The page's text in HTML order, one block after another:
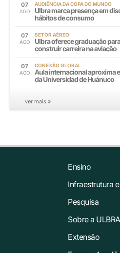
07
AGO
AUDIÊNCIA DA COPA DO MUNDO
Ulbra marca presença em
hábitos de consumo
07
AGO
SETOR AÉREO
Ulbra oferece graduação
construir carreira na aviação
07
AGO
CONEXÃO GLOBAL
Aula internacional aproxima
da Universidad de Huánuco
ver mais »
Ensino
Infraestrutura
Pesquisa
Sobre a ULBRA
Extensão